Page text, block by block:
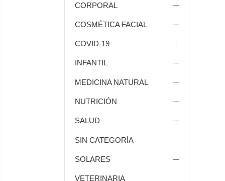
CORPORAL
COSMÉTICA FACIAL
COVID-19
INFANTIL
MEDICINA NATURAL
NUTRICIÓN
SALUD
SIN CATEGORÍA
SOLARES
VETERINARIA